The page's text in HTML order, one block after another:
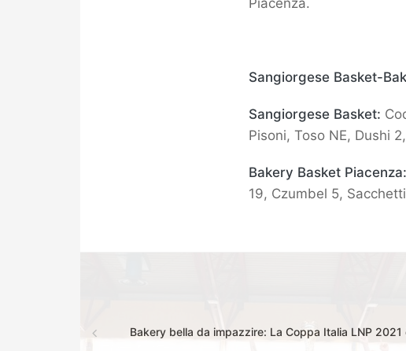
Piacenza.
Sangiorgese Basket-
Sangiorgese Basket:
Pisoni, Toso NE, Dushi
Bakery Basket Piacenza:
19, Czumbel 5,
Bakery bella da impazzire: La Coppa Italia LNP 2021